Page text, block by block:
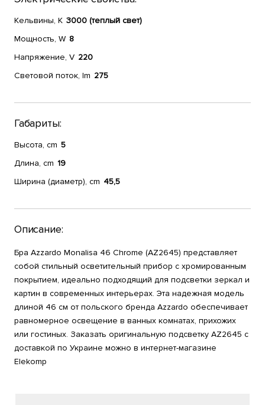
Кельвины, К 3000 (теплый свет)
Мощность, W 8
Напряжение, V 220
Световой поток, lm 275
Габариты:
Высота, cm 5
Длина, cm 19
Ширина (диаметр), cm 45,5
Описание:
Бра Azzardo Monalisa 46 Chrome (AZ2645) представляет
собой стильный осветительный прибор с хромированным
покрытием, идеально подходящий для подсветки зеркал и
картин в современных интерьерах. Эта надежная модель
длиной 46 см от польского бренда Azzardo обеспечивает
равномерное освещение в ванных комнатах, прихожих
или гостиных. Заказать оригинальную подсветку AZ2645 с
доставкой по Украине можно в интернет-магазине
Elekomp